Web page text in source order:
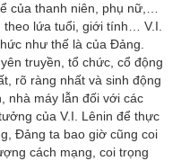
của thanh niên, phụ nữ,…
theo lứa tuổi, giới tính… V.I.
như thế là của Đảng.
truyền, tổ chức, cổ động
rõ ràng nhất và sinh động
nhà máy lẫn đối với các
của V.I. Lênin để thực
Đảng ta bao giờ cũng coi
cách mạng, coi trọng